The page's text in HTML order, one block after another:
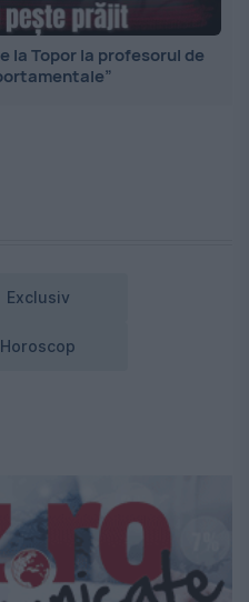
la Topor la profesorul de
Exclusiv
Horoscop